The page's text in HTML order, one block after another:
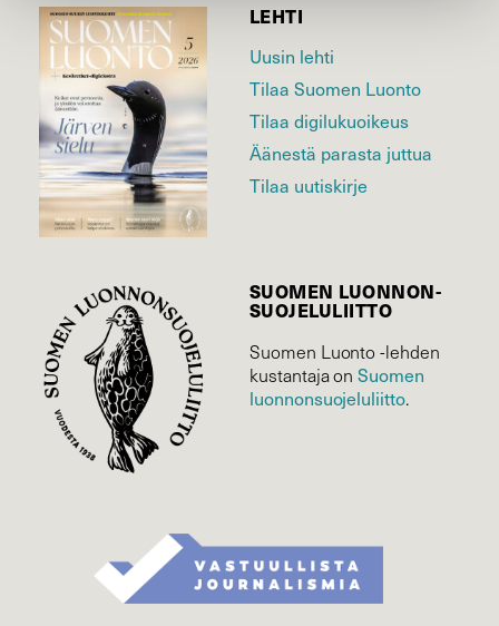
LEHTI
Uusin lehti
Tilaa Suomen Luonto
Tilaa digilukuoikeus
Äänestä parasta juttua
Tilaa uutiskirje
SUOMEN LUONNON­
SUOJELU­LIITTO
Suomen Luonto -lehden
kustantaja onSuomen
luonnonsuojelu­liitto.